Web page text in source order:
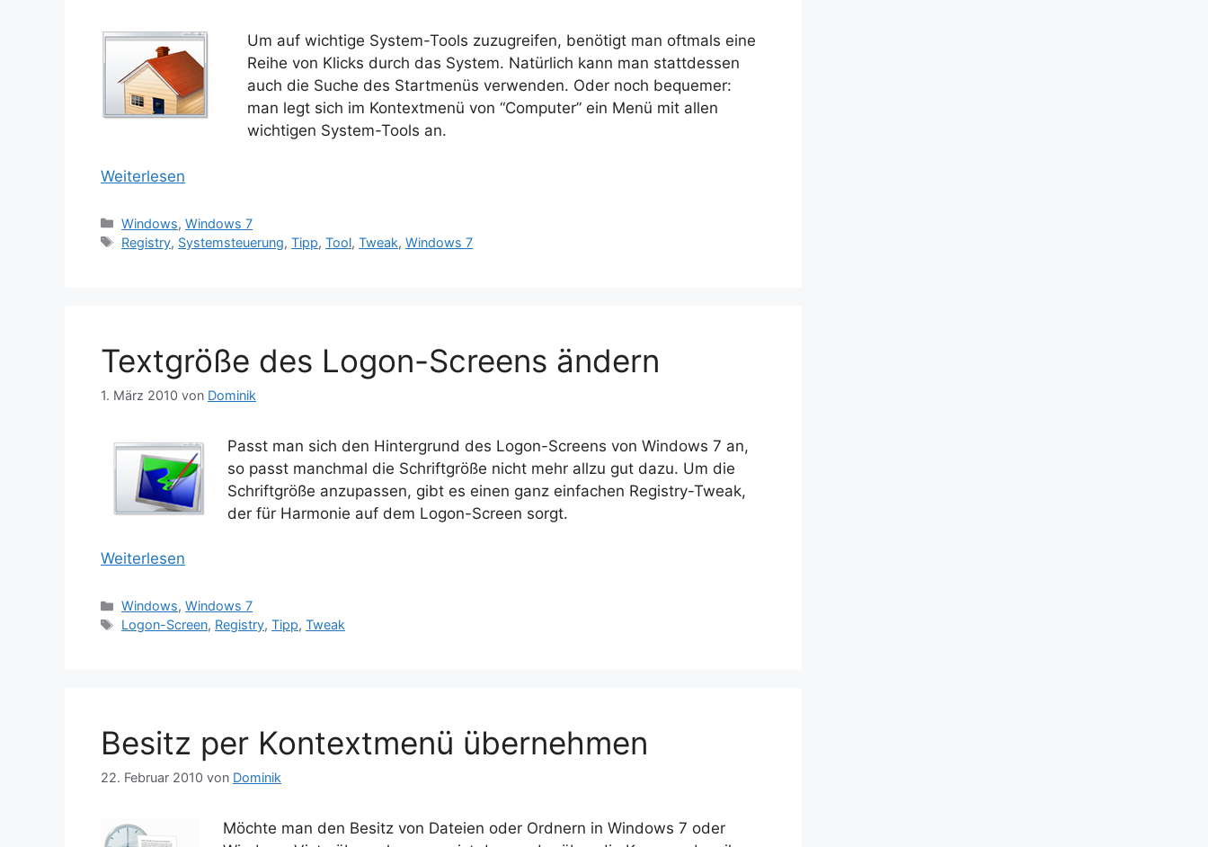
Um auf wichtige System-Tools zuzugreifen, benötigt man oftmals eine
Reihe von Klicks durch das System. Natürlich kann man stattdessen
auch die Suche des Startmenüs verwenden. Oder noch bequemer:
man legt sich im Kontextmenü von “Computer” ein Menü mit allen
wichtigen System-Tools an.
Weiterlesen
Kategorien
Windows,Windows 7
Schlagwörter
Registry, Systemsteuerung,Tipp,Tool,Tweak,Windows 7
Textgröße des Logon-Screens ändern
1. März 2010 von Dominik
Passt man sich den Hintergrund des Logon-Screens von Windows 7 an,
so passt manchmal die Schriftgröße nicht mehr allzu gut dazu. Um die
Schriftgröße anzupassen, gibt es einen ganz einfachen Registry-Tweak,
der für Harmonie auf dem Logon-Screen sorgt.
Weiterlesen
Kategorien
Windows,Windows 7
Schlagwörter
Logon-Screen, Registry,Tipp,Tweak
Besitz per Kontextmenü übernehmen
22. Februar 2010 von Dominik
Möchte man den Besitz von Dateien oder Ordnern in Windows 7 oder